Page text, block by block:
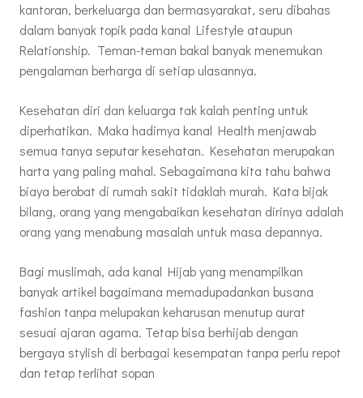
kantoran, berkeluarga dan bermasyarakat, seru dibahas
dalam banyak topik pada kanal Lifestyle ataupun
Relationship. Teman-teman bakal banyak menemukan
pengalaman berharga di setiap ulasannya.
Kesehatan diri dan keluarga tak kalah penting untuk
diperhatikan. Maka hadirnya kanal Health menjawab
semua tanya seputar kesehatan. Kesehatan merupakan
harta yang paling mahal. Sebagaimana kita tahu bahwa
biaya berobat di rumah sakit tidaklah murah. Kata bijak
bilang, orang yang mengabaikan kesehatan dirinya adalah
orang yang menabung masalah untuk masa depannya.
Bagi muslimah, ada kanal Hijab yang menampilkan
banyak artikel bagaimana memadupadankan busana
fashion tanpa melupakan keharusan menutup aurat
sesuai ajaran agama. Tetap bisa berhijab dengan
bergaya stylish di berbagai kesempatan tanpa perlu repot
dan tetap terlihat sopan